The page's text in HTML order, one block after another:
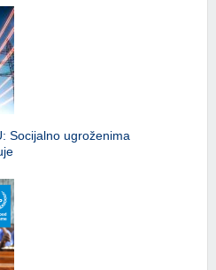
Socijalno ugroženima